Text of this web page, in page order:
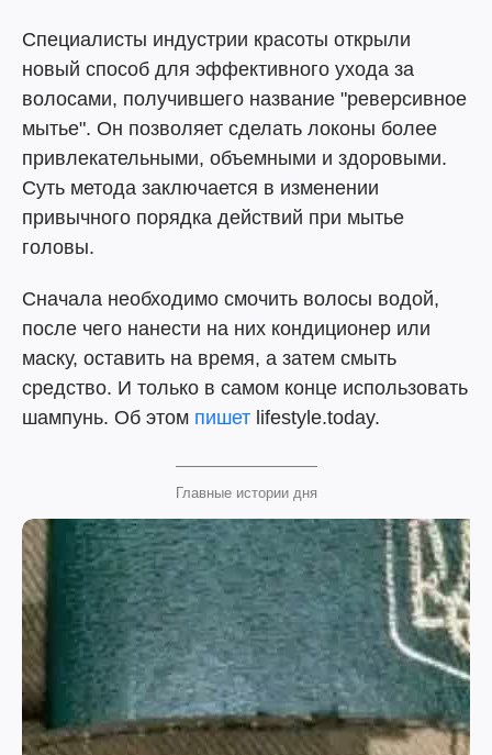
Специалисты индустрии красоты открыли
новый способ для эффективного ухода за
волосами, получившего название "реверсивное
мытье". Он позволяет сделать локоны более
привлекательными, объемными и здоровыми.
Суть метода заключается в изменении
привычного порядка действий при мытье
головы.
Сначала необходимо смочить волосы водой,
после чего нанести на них кондиционер или
маску, оставить на время, а затем смыть
средство. И только в самом конце использовать
шампунь. Об этом пишет lifestyle.today.
Главные истории дня